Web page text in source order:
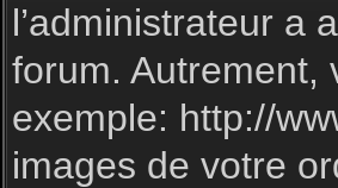
l’administrateur a
forum. Autrement,
exemple: http://
images de votre